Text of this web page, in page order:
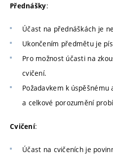
Přednášky:
Účast na přednáškách je
Ukončením předmětu je
Pro možnost účasti na
cvičení.
Požadavkem k
a celkové porozumění
Cvičení:
Účast na cvičeních je